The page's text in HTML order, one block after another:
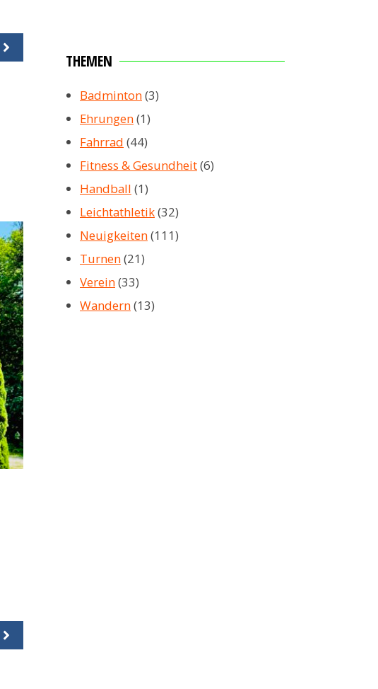
THEMEN
Badminton(3)
Ehrungen(1)
Fahrrad (44)
Fitness & Gesundheit(6)
Handball (1)
Leichtathletik(32)
Neuigkeiten(111)
Turnen(21)
Verein(33)
Wandern(13)